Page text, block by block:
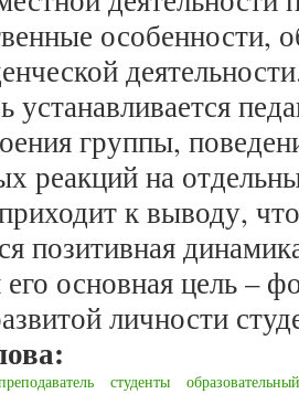
особенности,
устанавливается
группы,
реакций на
к выводу,
позитивная
его основная цель –
личности
студенты